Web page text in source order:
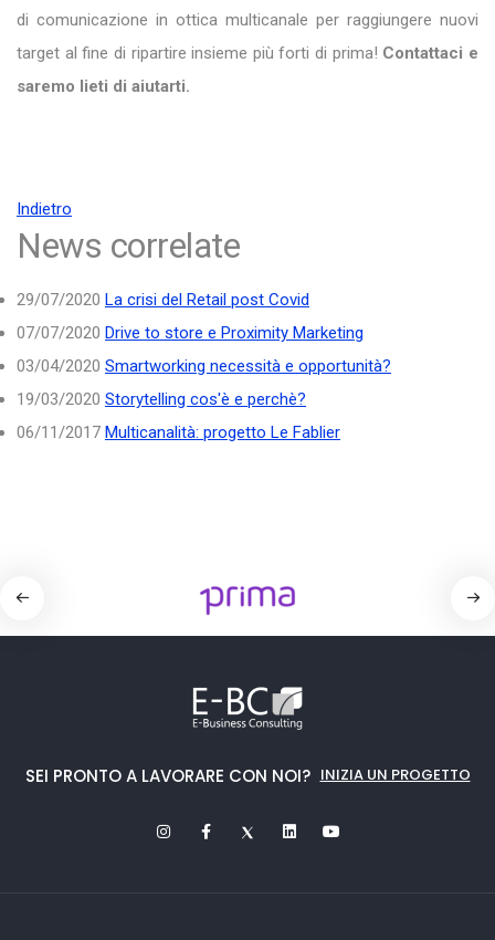
di comunicazione in ottica multicanale per raggiungere nuovi
target al fine di ripartire insieme più forti di prima! Contattaci e
saremo lieti di aiutarti.
Indietro
News correlate
29/07/2020 La crisi del Retail post Covid
07/07/2020 Drive to store e Proximity Marketing
03/04/2020 Smartworking necessità e opportunità?
19/03/2020 Storytelling cos'è e perchè?
06/11/2017 Multicanalità: progetto Le Fablier
SEI PRONTO A LAVORARE CON NOI? INIZIA UN PROGETTO